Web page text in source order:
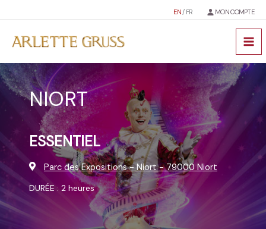
contenu
EN/ FR MON COMPTE
NIORT
ESSENTIEL
Parc des Expositions - Niort - 79000 Niort
DURÉE : 2 heures